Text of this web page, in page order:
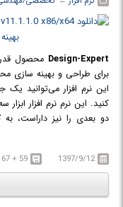
Design-Expert
برای طراحی و بهینه سازی
این نرم افزار می‌توانید
کنید. این نرم نرم افزار
1397/9/12 59 + 67 مگابایت